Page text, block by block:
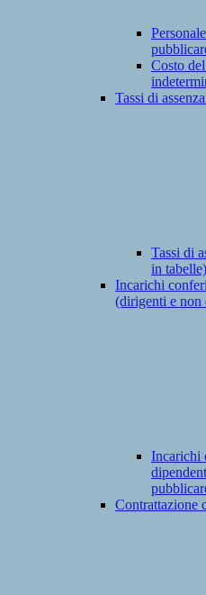
Costo
Tassi di assenza
Tassi di
in tabelle)
Incarichi
(dirigenti e non
Incarichi
Contrattazione